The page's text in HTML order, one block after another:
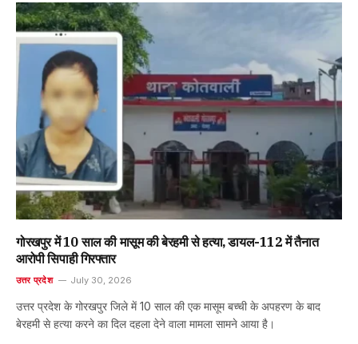
गोरखपुर में 10 साल की मासूम की बेरहमी से हत्या, डायल-112 में तैनात
आरोपी सिपाही गिरफ्तार
उत्तर प्रदेश July 30, 2026
उत्तर प्रदेश के गोरखपुर जिले में 10 साल की एक मासूम बच्ची के अपहरण के बाद
बेरहमी से हत्या करने का दिल दहला देने वाला मामला सामने आया है।